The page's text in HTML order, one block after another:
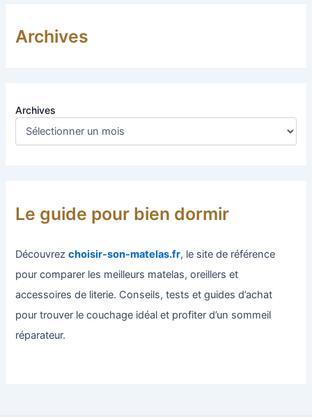
Archives
Archives
Le guide pour bien dormir
Découvrezchoisir-son-matelas.fr, le site de référence
pour comparer les meilleurs matelas, oreillers et
accessoires de literie. Conseils, tests et guides d’achat
pour trouver le couchage idéal et profiter d’un sommeil
réparateur.